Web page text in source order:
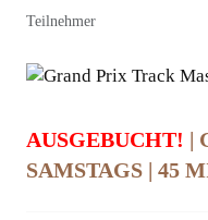
BESUCHER
TEILNAHME
Teilnehmer
AUSGEBUCHT! |
SAMSTAGS | 45